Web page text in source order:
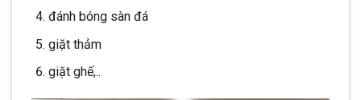
đánh bóng sàn đá
giặt thảm
giặt ghế,..